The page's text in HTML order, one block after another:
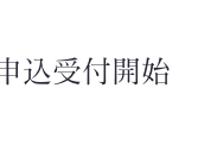
込受付開始